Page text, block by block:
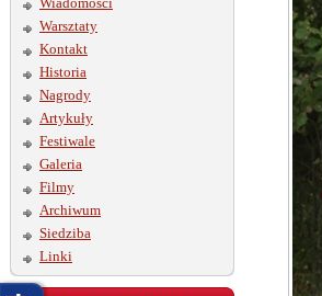
Warsztaty
Kontakt
Historia
Nagrody
Artykuły
Festiwale
Galeria
Filmy
Archiwum
Siedziba
Linki